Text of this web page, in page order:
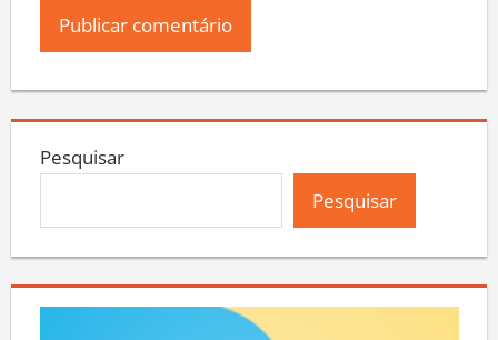
Pesquisar
Pesquisar